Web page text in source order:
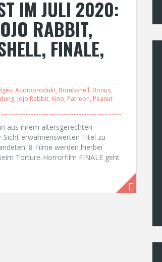
IM JULI 2020:
RABBIT,
FINALE,
, Audioprodukt, Bombshell, Bonus,
, Jojo Rabbit, Kino, Patreon, Peanut
aus ihrem altersgerechten
erwähnenswerten Titel zu
8 Filme werden hierbei
Torture-Horrorfilm FINALE geht